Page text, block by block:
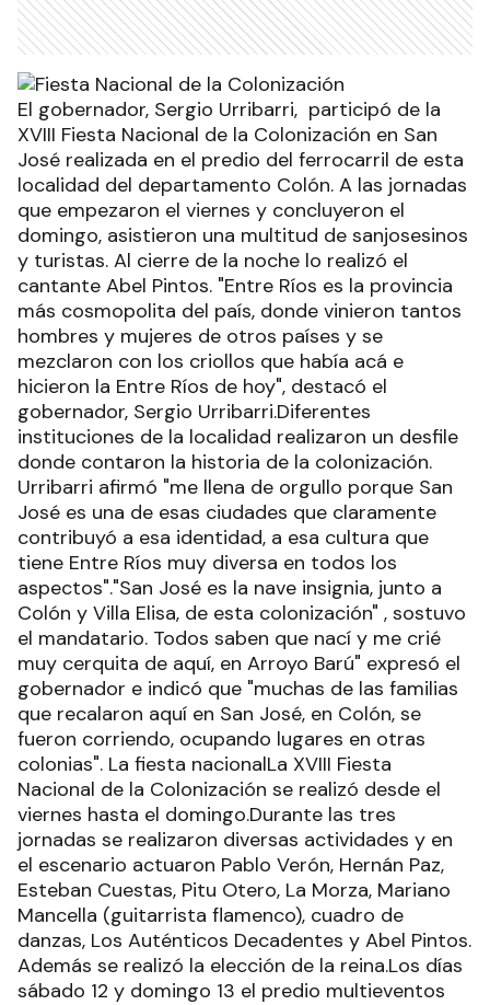
El gobernador, Sergio Urribarri, participó de la
XVIII Fiesta Nacional de la Colonización en San
José realizada en el predio del ferrocarril de esta
localidad del departamento Colón. A las jornadas
que empezaron el viernes y concluyeron el
domingo, asistieron una multitud de sanjosesinos
y turistas. Al cierre de la noche lo realizó el
cantante Abel Pintos. "Entre Ríos es la provincia
más cosmopolita del país, donde vinieron tantos
hombres y mujeres de otros países y se
mezclaron con los criollos que había acá e
hicieron la Entre Ríos de hoy", destacó el
gobernador, Sergio Urribarri.Diferentes
instituciones de la localidad realizaron un desfile
donde contaron la historia de la colonización.
Urribarri afirmó "me llena de orgullo porque San
José es una de esas ciudades que claramente
contribuyó a esa identidad, a esa cultura que
tiene Entre Ríos muy diversa en todos los
aspectos"."San José es la nave insignia, junto a
Colón y Villa Elisa, de esta colonización" , sostuvo
el mandatario. Todos saben que nací y me crié
muy cerquita de aquí, en Arroyo Barú" expresó el
gobernador e indicó que "muchas de las familias
que recalaron aquí en San José, en Colón, se
fueron corriendo, ocupando lugares en otras
colonias". La fiesta nacionalLa XVIII Fiesta
Nacional de la Colonización se realizó desde el
viernes hasta el domingo.Durante las tres
jornadas se realizaron diversas actividades y en
el escenario actuaron Pablo Verón, Hernán Paz,
Esteban Cuestas, Pitu Otero, La Morza, Mariano
Mancella (guitarrista flamenco), cuadro de
danzas, Los Auténticos Decadentes y Abel Pintos.
Además se realizó la elección de la reina.Los días
sábado 12 y domingo 13 el predio multieventos